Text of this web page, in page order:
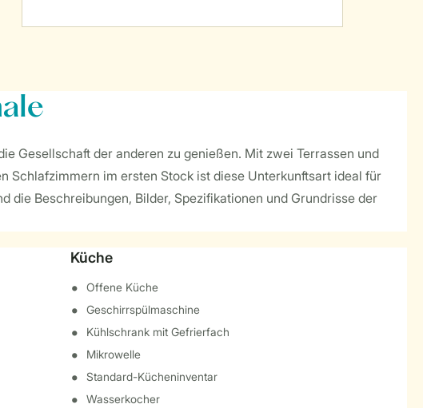
Gesellschaft der anderen zu genießen. Mit zwei Terrassen und
Schlafzimmern im ersten Stock ist diese Unterkunftsart ideal für
die Beschreibungen, Bilder, Spezifikationen und Grundrisse der
Küche
Offene Küche
Geschirrspülmaschine
Kühlschrank mit Gefrierfach
Mikrowelle
Standard-Kücheninventar
Wasserkocher